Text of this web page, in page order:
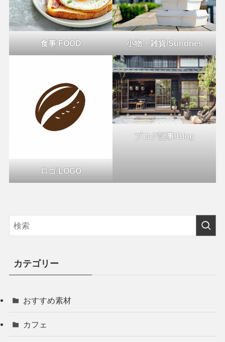
食事/FOOD 小物・雑貨/Sundries
ロゴ/LOGO
ブログ記事/Blog
カテゴリー
おすすめ素材
カフェ